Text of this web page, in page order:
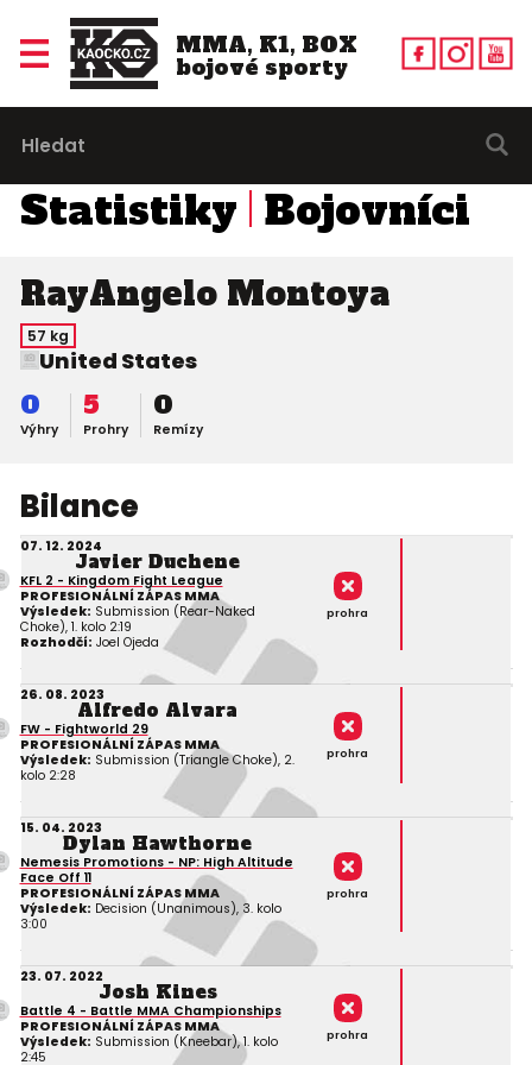
MMA, K1, BOX
bojové sporty
Statistiky Bojovníci
RayAngelo Montoya
57 kg
United States
Výhry
0
Prohry
5
Remízy
0
Bilance
07. 12. 2024
Javier Duchene
KFL 2 - Kingdom Fight League
PROFESIONÁLNÍ ZÁPAS MMA
Výsledek: Submission (Rear-Naked
Choke), 1. kolo 2:19
Rozhodčí: Joel Ojeda
prohra
26. 08. 2023
Alfredo Alvara
FW - Fightworld 29
PROFESIONÁLNÍ ZÁPAS MMA
Výsledek: Submission (Triangle Choke), 2.
kolo 2:28
prohra
15. 04. 2023
Dylan Hawthorne
Nemesis Promotions - NP: High Altitude
Face Off 11
PROFESIONÁLNÍ ZÁPAS MMA
Výsledek: Decision (Unanimous), 3. kolo
3:00
prohra
23. 07. 2022
Josh Kines
Battle 4 - Battle MMA Championships
PROFESIONÁLNÍ ZÁPAS MMA
Výsledek: Submission (Kneebar), 1. kolo
2:45
prohra